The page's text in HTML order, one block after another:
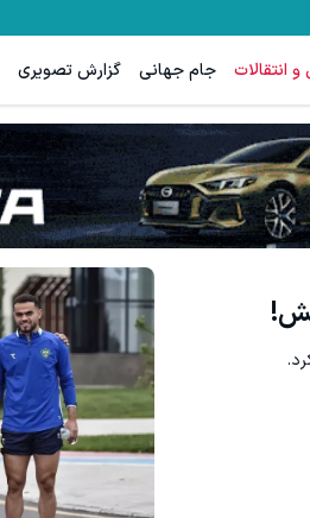
و انتقالات جام جهانی گزارش تصویری